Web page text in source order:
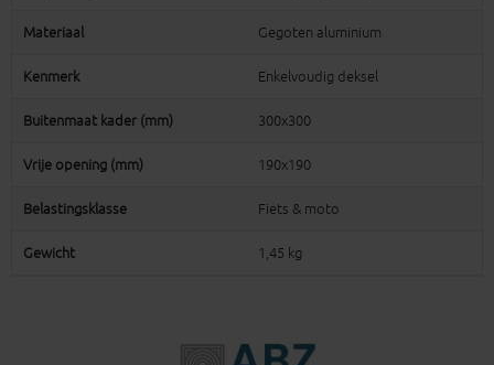
Materiaal Gegoten aluminium
Kenmerk Enkelvoudig deksel
Buitenmaat kader (mm) 300x300
Vrije opening (mm) 190x190
Belastingsklasse Fiets & moto
Gewicht 1,45 kg